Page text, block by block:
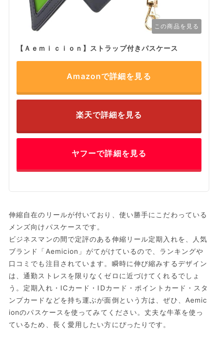
この商品を見る
【Ａｅｍｉｃｉｏｎ】ストラップ付きパスケース
Amazonで詳細を見る
楽天で詳細を見る
ヤフーで詳細を見る
伸縮自在のリールが付いており、使い勝手にこだわっている
メンズ向けパスケースです。
ビジネスマンの間で定評のある伸縮リール定期入れを、人気
ブランド「Aemicion」がてがけているので、ランキングや
口コミでも注目されています。瞬時に伸び縮みするデザイン
は、通勤ストレスを限りなくゼロに近づけてくれるでしょ
う。定期入れ・ICカード・IDカード・ポイントカード・スタ
ンプカードなどを持ち運ぶが面倒という方は、ぜひ、Aemic
ionのパスケースを使ってみてください。丈夫な牛革を使っ
ているため、長く愛用したい方にぴったりです。